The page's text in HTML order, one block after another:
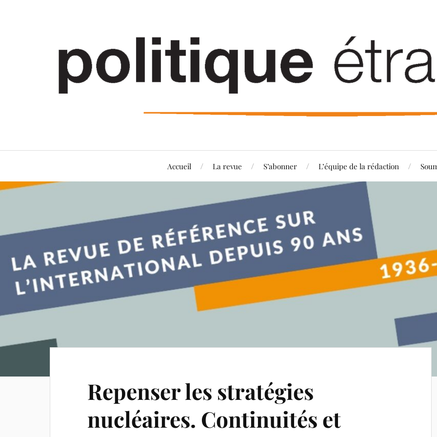
Accueil La revue S’abonner L’équipe de la rédaction
Repenser les stratégies
nucléaires. Continuités et